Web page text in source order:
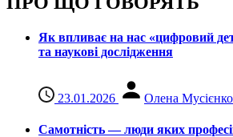
Як впливає на нас «цифровий
та наукові дослідження
23.01.2026 Олена Мусієнко
Самотність — люди яких